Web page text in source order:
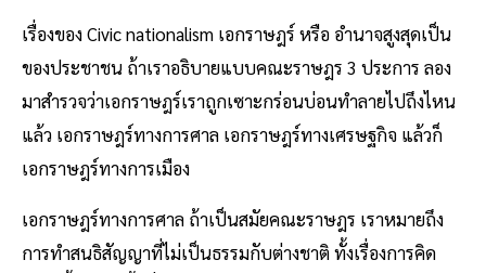
เรื่องของ Civic nationalism เอกราษฎร์ หรือ อํานาจสูงสุดเป็น
ของประชาชน ถ้าเราอธิบายแบบคณะราษฎร 3 ประการ ลอง
มาสํารวจว่าเอกราษฎร์เราถูกเซาะกร่อนบ่อนทําลายไปถึงไหน
แล้ว เอกราษฎร์ทางการศาล เอกราษฎร์ทางเศรษฐกิจ แล้วก็
เอกราษฎร์ทางการเมือง
เอกราษฎร์ทางการศาล ถ้าเป็นสมัยคณะราษฎร เราหมายถึง
การทําสนธิสัญญาที่ไม่เป็นธรรมกับต่างชาติ ทั้งเรื่องการคิด